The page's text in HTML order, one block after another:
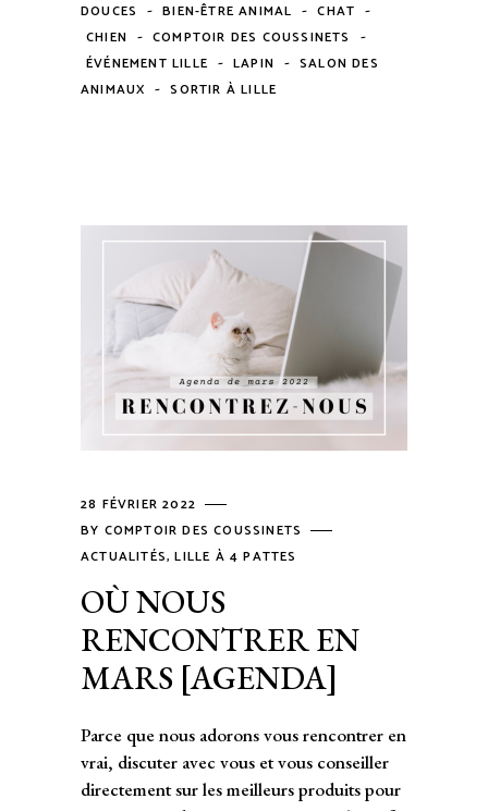
DOUCES - BIEN-ÊTRE ANIMAL - CHAT -
CHIEN - COMPTOIR DES COUSSINETS -
ÉVÉNEMENT LILLE - LAPIN - SALON DES
ANIMAUX - SORTIR À LILLE
28 FÉVRIER 2022
BY COMPTOIR DES COUSSINETS
ACTUALITÉS,LILLE À 4 PATTES
OÙ NOUS
RENCONTRER EN
MARS [AGENDA]
Parce que nous adorons vous rencontrer en
vrai, discuter avec vous et vous conseiller
directement sur les meilleurs produits pour